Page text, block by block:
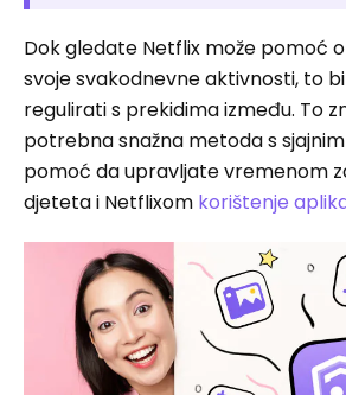
Dok gledate Netflix može pomoć
svoje svakodnevne aktivnosti, to
regulirati s prekidima između. To
potrebna snažna metoda s
pomoć da upravljate vremenom
djeteta i Netflixom korištenje